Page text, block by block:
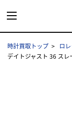
時計買取トップ ロ
デイトジャスト 36 ス